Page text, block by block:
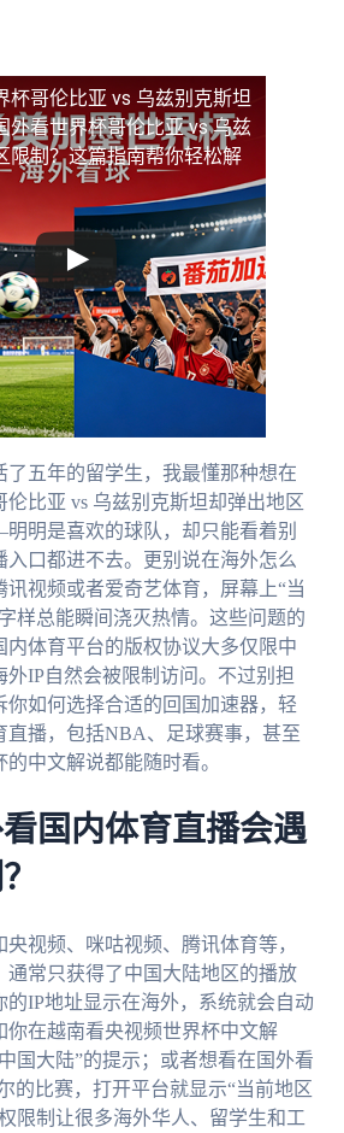
杯哥伦比亚 vs 乌兹别克斯坦
外看世界杯哥伦比亚 vs 乌兹
限制？这篇指南帮你轻松解
了五年的留学生，我最懂那种想在
伦比亚 vs 乌兹别克斯坦却弹出地区
明是喜欢的球队，却只能看着别
入口都进不去。更别说在海外怎么
视频或者爱奇艺体育，屏幕上“当
样总能瞬间浇灭热情。这些问题的
内体育平台的版权协议大多仅限中
外IP自然会被限制访问。不过别担
你如何选择合适的回国加速器，轻
直播，包括NBA、足球赛事，甚至
中文解说都能随时看。
国内体育直播会遇
视频、咪咕视频、腾讯体育等，
通常只获得了中国大陆地区的播放
的IP地址显示在海外，系统就会自动
你在越南看央视频世界杯中文解
国大陆”的提示；或者想看在国外看
的比赛，打开平台就显示“当前地区
限制让很多海外华人、留学生和工